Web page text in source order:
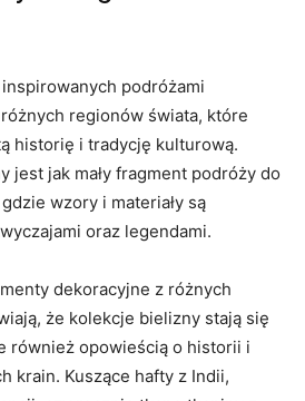
podróżami‍
regionów świata, które⁣
historię i tradycję kulturową.
jest jak mały‍ fragment podróży do
wzory i materiały są
⁤oraz legendami.
dekoracyjne z⁤ różnych
że kolekcje bielizny stają się
również opowieścią o historii i
krain. Kuszące hafty z Indii,